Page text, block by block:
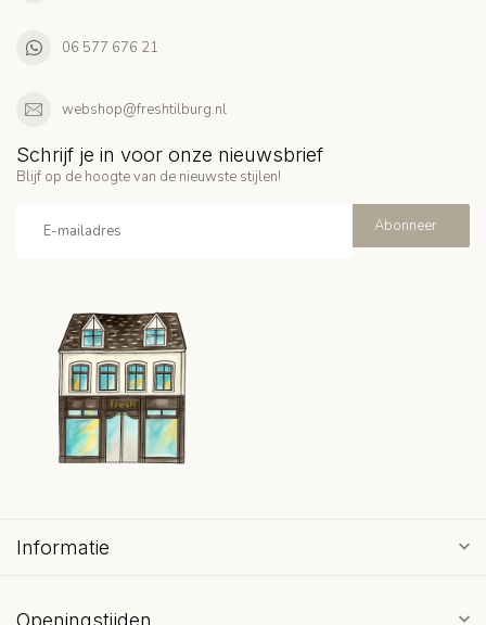
06 577 676 21
webshop@freshtilburg.nl
Schrijf je in voor onze nieuwsbrief
Blijf op de hoogte van de nieuwste stijlen!
Abonneer
Informatie
Openingstijden